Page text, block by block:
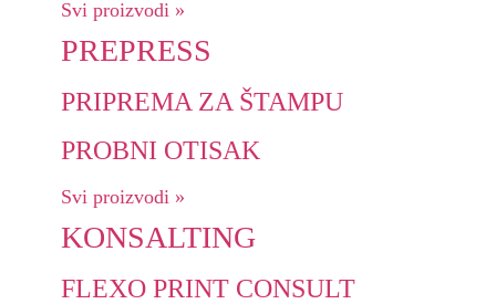
Svi proizvodi »
PREPRESS
PRIPREMA ZA ŠTAMPU
PROBNI OTISAK
Svi proizvodi »
KONSALTING
FLEXO PRINT CONSULT